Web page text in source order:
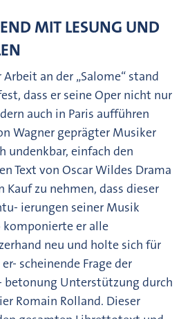
MIT LESUNG UND
an der „Salome“ stand
dass er seine Oper nicht nur
auch in Paris aufführen
Wagner geprägter Musiker
undenkbar, einfach den
Text von Oscar Wildes Drama
zu nehmen, dass dieser
ierungen seiner Musik
er alle
neu und holte sich für
scheinende Frage der
betonung Unterstützung durch
Romain Rolland. Dieser